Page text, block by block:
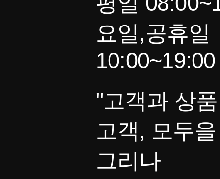
요일,공휴일
10:00~19:00
"고객과 상
고객, 모두
그리나